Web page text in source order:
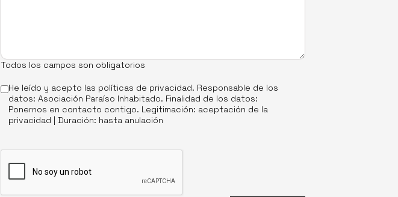
Todos los campos son obligatorios
He leído y acepto las políticas de privacidad. Responsable de los
datos: Asociación Paraíso Inhabitado. Finalidad de los datos:
Ponernos en contacto contigo. Legitimación: aceptación de la
privacidad | Duración: hasta anulación